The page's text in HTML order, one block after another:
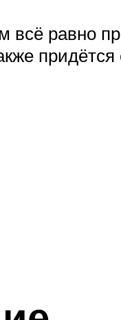
всё равно